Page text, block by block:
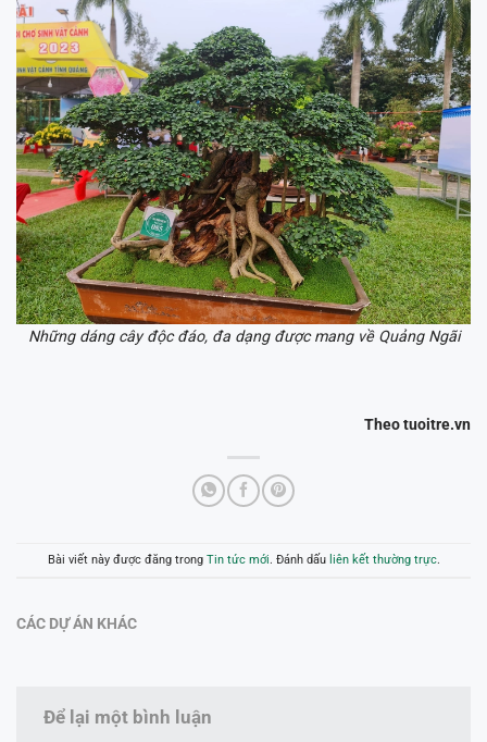
Những dáng cây độc đáo, đa dạng được mang về Quảng Ngãi
Theo tuoitre.vn
Bài viết này được đăng trong Tin tức mới. Đánh dấu liên kết thường trực.
CÁC DỰ ÁN KHÁC
Để lại một bình luận